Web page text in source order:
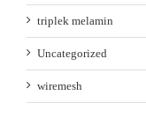
triplek melamin
Uncategorized
wiremesh